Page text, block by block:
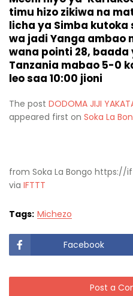
timu hizo zikiwa na
licha ya Simba
wa jadi Yanga ambao
wana pointi 28, baada
Tanzania mabao 5-0
leo saa 10:00 jioni
The post DODOMA JIJI
appeared first on Soka La
from Soka La Bongo https://
via IFTTT
Tags: Michezo
Facebook
Post a